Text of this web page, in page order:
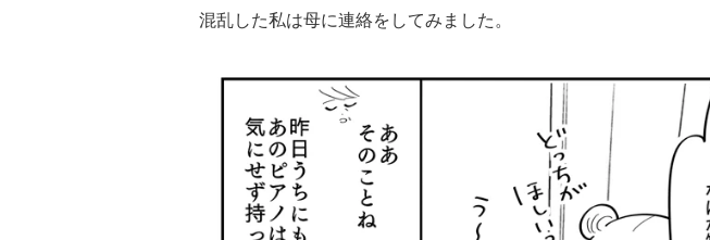
混乱した私は母に連絡をしてみました。